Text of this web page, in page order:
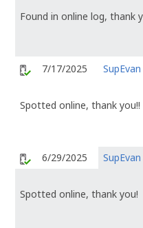
Found in online log, thank
7/17/2025 SupEvan
Spotted online, thank you!!
6/29/2025 SupEvan
Spotted online, thank you!